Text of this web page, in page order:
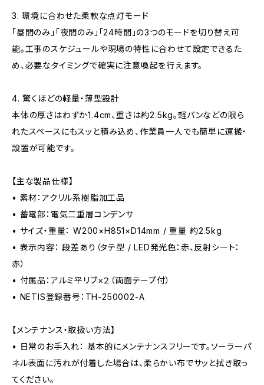
3. 環境に合わせた柔軟な点灯モード
「昼間のみ」「夜間のみ」「24時間」の3つのモードを切り替え可
能。工事のスケジュールや現場の特性に合わせて設定できるた
め、必要なタイミングで確実に注意喚起を行えます。
4. 驚くほどの軽量・薄型設計
本体の厚さはわずか1.4cm、重さは約2.5kg。軽バンなどの限ら
れたスペースにもスッと積み込め、作業員一人でも簡単に運搬・
設置が可能です。
【主な製品仕様】
• 素材：アクリル系樹脂加工品
• 蓄電部：電気二重層コンデンサ
• サイズ・重量： W200×H851×D14mm / 重量 約2.5kg
• 表示内容： 段差あり（タテ型 / LED発光色：赤、反射シート：
赤）
• 付属品：アルミ平リブ×２（両面テープ付）
• NETIS登録番号：TH-250002-A
【メンテナンス・取扱い方法】
• 日常のお手入れ： 基本的にメンテナンスフリーです。ソーラーパ
ネル表面に汚れが付着した場合は、柔らかい布でサッと拭き取っ
てください。